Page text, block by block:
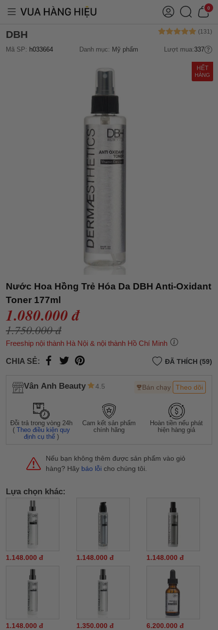
0
DBH
Mã SP: h033664 Danh mục: Mỹ phẩm Lượt mua:337
HẾT
HÀNG
Nước Hoa Hồng Trẻ Hóa Da DBH Anti-Oxidant
Toner 177ml
1.080.000 đ
1.750.000 đ
Freeship nội thành Hà Nội & nội thành Hồ Chí Minh
CHIA SẺ: ĐÃ THÍCH (59)
Vân Anh Beauty 4.5 Bán chạy Theo dõi
Đỗi trả trong vòng 24h
(Theo điều kiện quy
định cụ thể )
Cam kết sản phẩm
chính hãng
Hoàn tiền nếu phát
hiện hàng giả
Nếu bạn không thêm được sản phẩm vào giỏ
hàng? Hãy báo lỗi cho chúng tôi.
Lựa chọn khác:
1.148.000 đ 1.148.000 đ 1.148.000 đ
1.148.000 đ 1.350.000 đ 6.200.000 đ